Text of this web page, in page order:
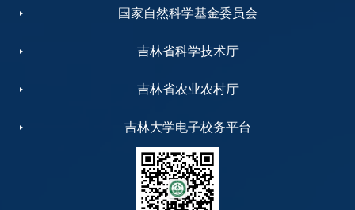
国家自然科学基金委员会
吉林省科学技术厅
吉林省农业农村厅
吉林大学电子校务平台